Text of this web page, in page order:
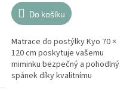
Do košíku
Matrace do postýlky Kyo 70 ×
120 cm poskytuje vašemu
miminku bezpečný a pohodlný
spánek díky kvalitnímu